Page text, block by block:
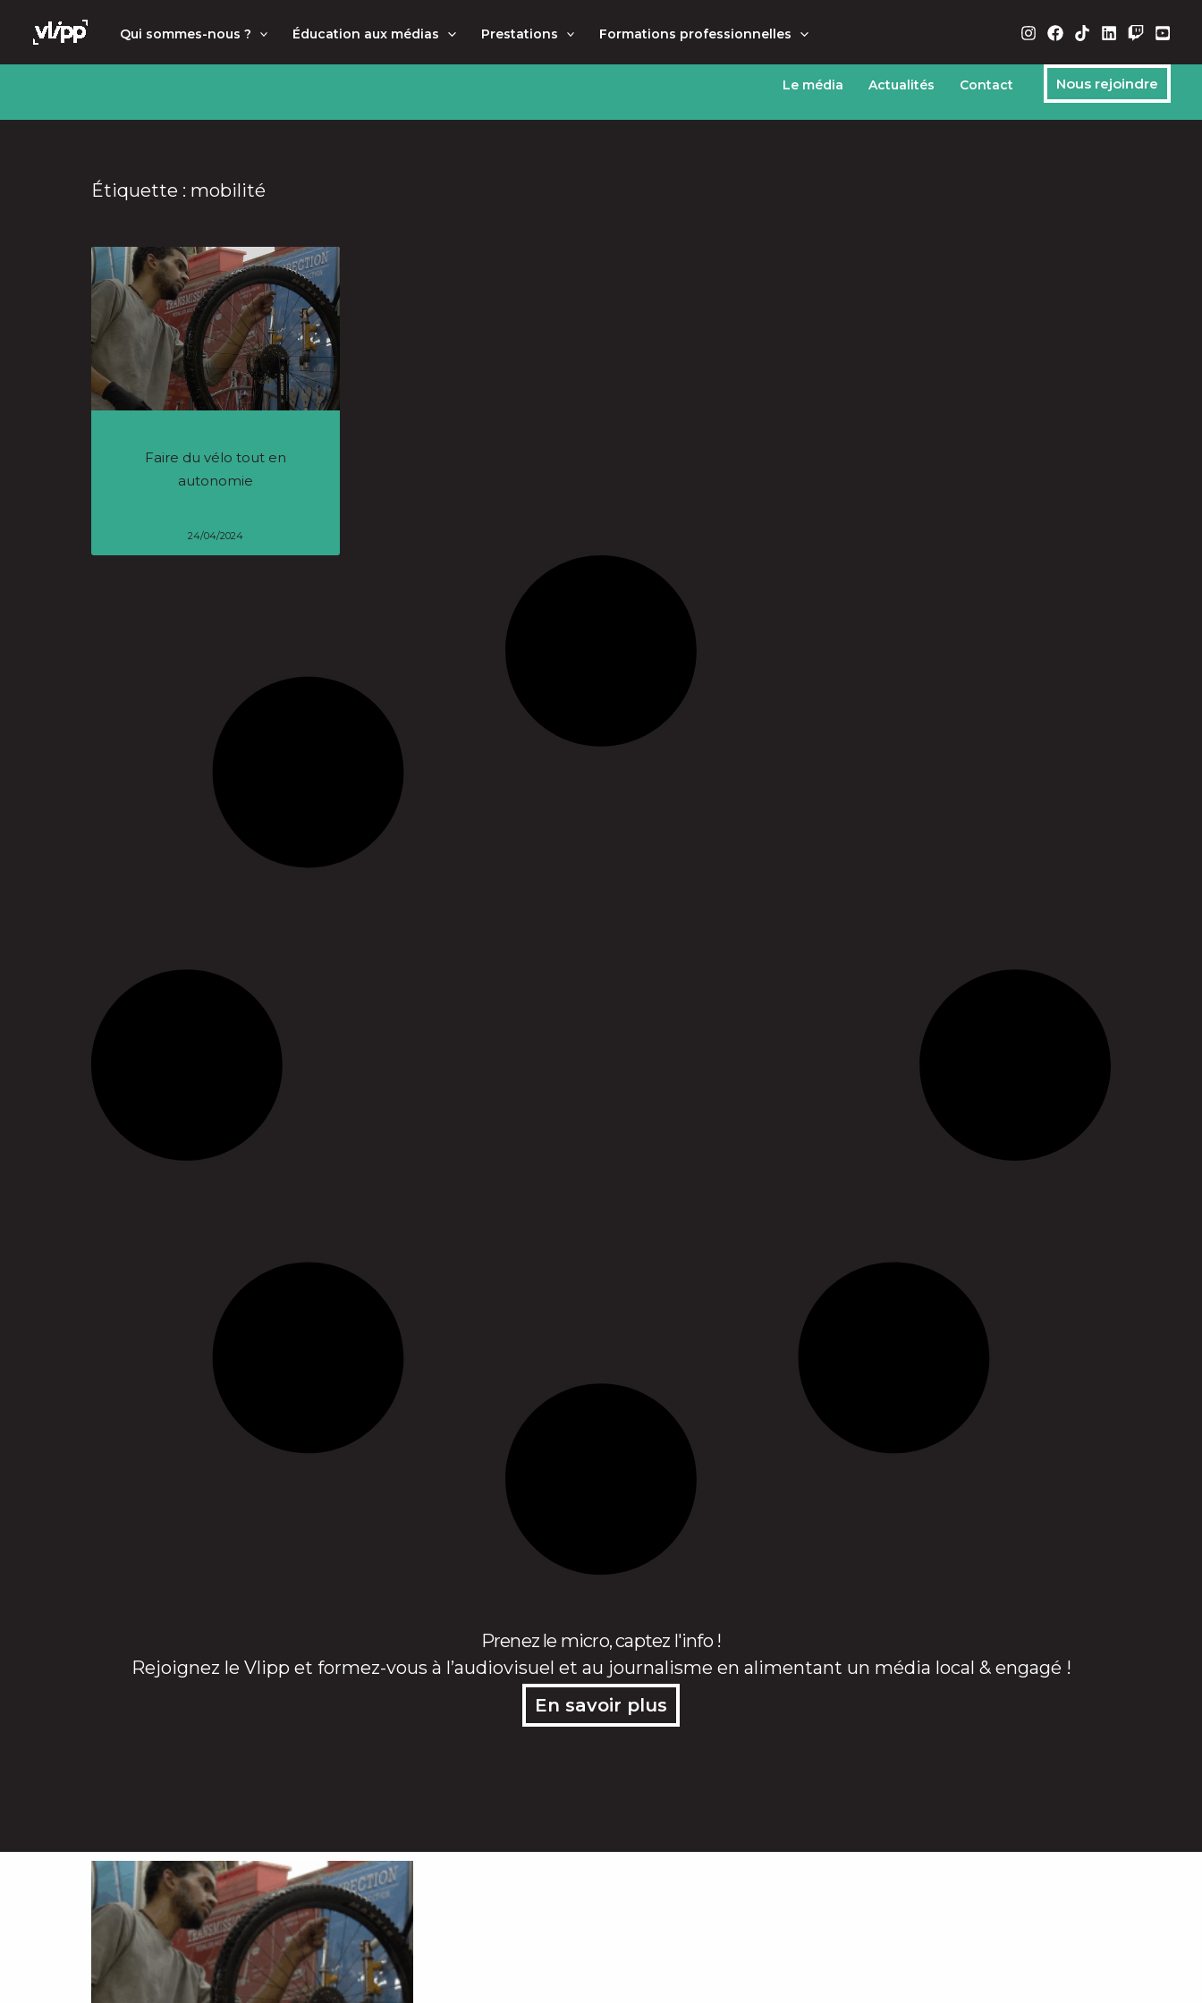
principal
Qui sommes-nous ? Éducation aux médias Prestations Formations professionnelles
Le média Actualités Contact Nous rejoindre
Étiquette : mobilité
Faire du vélo tout en
autonomie
24/04/2024
Prenez le micro, captez l'info !
Rejoignez le Vlipp et formez-vous à l’audiovisuel et au journalisme en alimentant un média local & engagé !
En savoir plus